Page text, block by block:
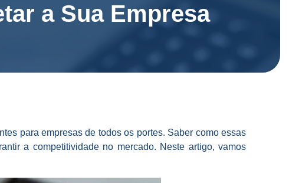
a Sua Empresa
para empresas de todos os portes. Saber como essas
a competitividade no mercado. Neste artigo, vamos